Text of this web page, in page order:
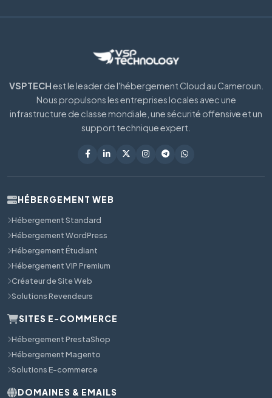
VSPTECHest le leader de l'hébergement Cloud au Cameroun.
Nous propulsons les entreprises locales avec une
infrastructure de classe mondiale, une sécurité offensive et un
support technique expert.
HÉBERGEMENT WEB
Hébergement Standard
Hébergement WordPress
Hébergement Étudiant
Hébergement VIP Premium
Créateur de Site Web
Solutions Revendeurs
SITES E-COMMERCE
Hébergement PrestaShop
Hébergement Magento
Solutions E-commerce
DOMAINES & EMAILS